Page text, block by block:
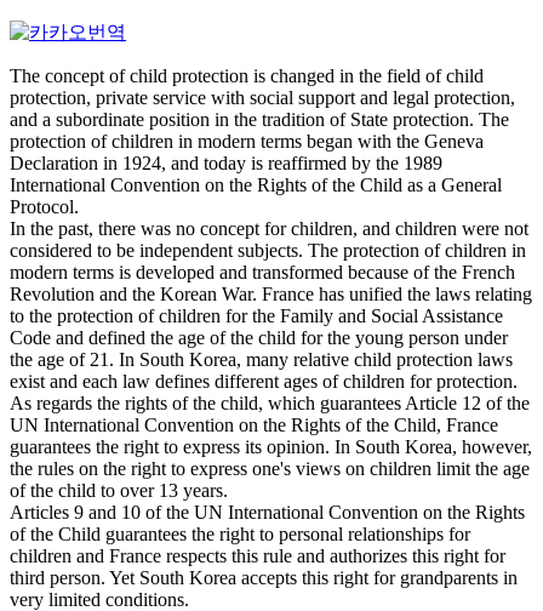
The concept of child protection is changed in the field of child
protection, private service with social support and legal protection,
and a subordinate position in the tradition of State protection. The
protection of children in modern terms began with the Geneva
Declaration in 1924, and today is reaffirmed by the 1989
International Convention on the Rights of the Child as a General
Protocol.
In the past, there was no concept for children, and children were not
considered to be independent subjects. The protection of children in
modern terms is developed and transformed because of the French
Revolution and the Korean War. France has unified the laws relating
to the protection of children for the Family and Social Assistance
Code and defined the age of the child for the young person under
the age of 21. In South Korea, many relative child protection laws
exist and each law defines different ages of children for protection.
As regards the rights of the child, which guarantees Article 12 of the
UN International Convention on the Rights of the Child, France
guarantees the right to express its opinion. In South Korea, however,
the rules on the right to express one's views on children limit the age
of the child to over 13 years.
Articles 9 and 10 of the UN International Convention on the Rights
of the Child guarantees the right to personal relationships for
children and France respects this rule and authorizes this right for
third person. Yet South Korea accepts this right for grandparents in
very limited conditions.